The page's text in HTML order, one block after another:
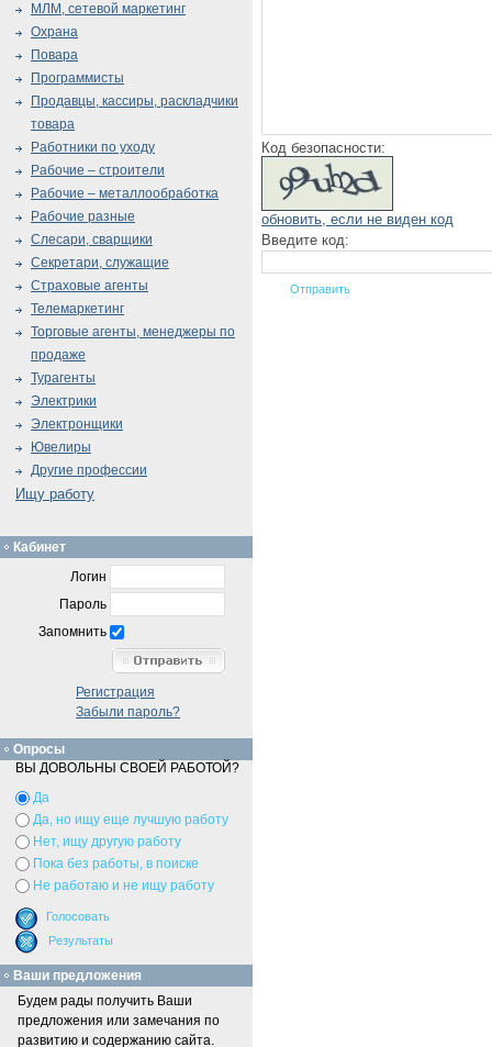
Код безопасности:
обновить, если не виден код
Введите код:
МЛМ, сетевой маркетинг
Охрана
Повара
Программисты
Продавцы, кассиры, раскладчики
товара
Работники по уходу
Рабочие – строители
Рабочие – металлообработка
Рабочие разные
Слесари, сварщики
Секретари, служащие
Страховые агенты
Телемаркетинг
Торговые агенты, менеджеры по
продаже
Турагенты
Электрики
Электронщики
Ювелиры
Другие профессии
Ищу работу
Кабинет
Логин
Пароль
Запомнить
Регистрация
Забыли пароль?
Опросы
ВЫ ДОВОЛЬНЫ СВОЕЙ РАБОТОЙ?
Да
Да, но ищу еще лучшую работу
Нет, ищу другую работу
Пока без работы, в поиске
Не работаю и не ищу работу
Ваши предложения
Будем рады получить Ваши
предложения или замечания по
развитию и содержанию сайта.